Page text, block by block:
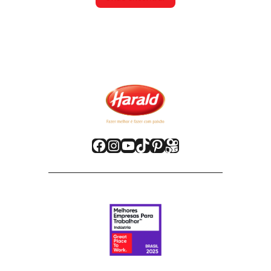
Facebook
Instagram
Youtube
TikTok
Pinterest
Kwai